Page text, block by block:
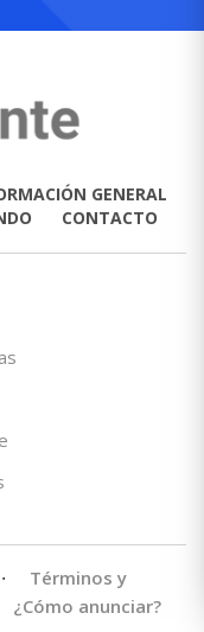
GENERAL
CONTACTO
·
Términos y
¿Cómo anunciar?